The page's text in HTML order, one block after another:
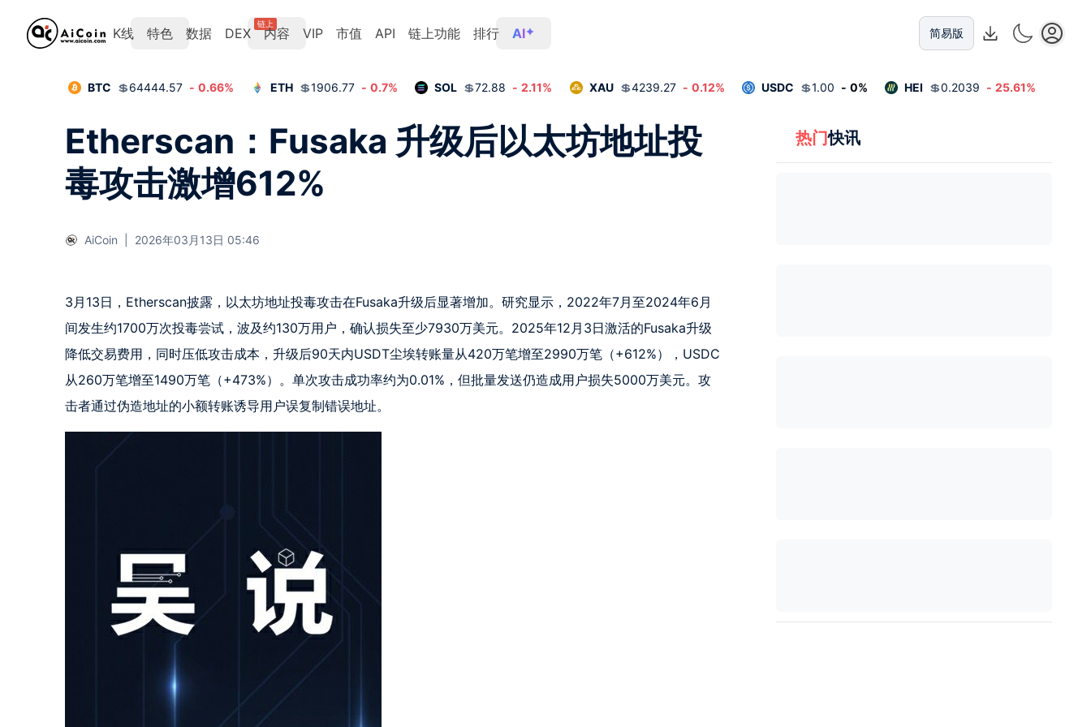
K线 特色 数据 DEX
链上
内容 VIP 市值 API 链上功能 排行 AI 简易版
BTC 💲64444.57 - 0.66% ETH 💲1906.77 - 0.7% SOL 💲72.88 - 2.11% XAU 💲4239.27 - 0.12% USDC 💲1.00 - 0% HEI 💲0.2039 - 25.61%
Etherscan：Fusaka 升级后以太坊地址投
毒攻击激增612%
AiCoin 2026年03月13日 05:46
3月13日，Etherscan披露，以太坊地址投毒攻击在Fusaka升级后显著增加。研究显示，2022年7月至2024年6月
间发生约1700万次投毒尝试，波及约130万用户，确认损失至少7930万美元。2025年12月3日激活的Fusaka升级
降低交易费用，同时压低攻击成本，升级后90天内USDT尘埃转账量从420万笔增至2990万笔（+612%），USDC
从260万笔增至1490万笔（+473%）。单次攻击成功率约为0.01%，但批量发送仍造成用户损失5000万美元。攻
击者通过伪造地址的小额转账诱导用户误复制错误地址。
热门快讯